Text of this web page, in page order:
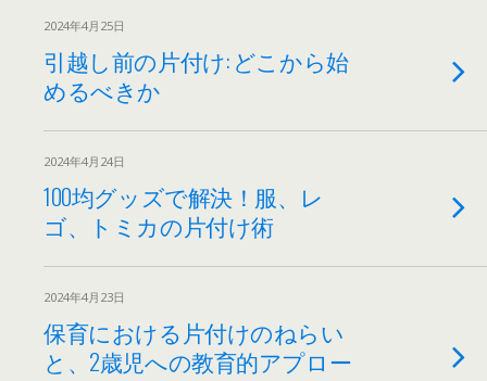
2024年4月25日
引越し前の片付け: どこから始
めるべきか
2024年4月24日
100均グッズで解決！服、レ
ゴ、トミカの片付け術
2024年4月23日
保育における片付けのねらい
と、2歳児への教育的アプロー